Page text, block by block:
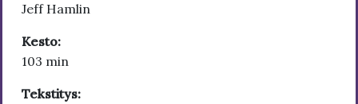
Jeff Hamlin
Kesto:
103 min
Tekstitys: